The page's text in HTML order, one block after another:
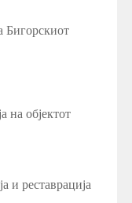
Бигорскиот
на објектот
и реставрација